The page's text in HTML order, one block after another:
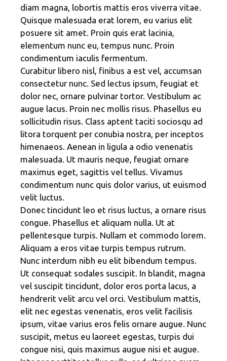
diam magna, lobortis mattis eros viverra vitae.
Quisque malesuada erat lorem, eu varius elit
posuere sit amet. Proin quis erat lacinia,
elementum nunc eu, tempus nunc. Proin
condimentum iaculis fermentum.
Curabitur libero nisl, finibus a est vel, accumsan
consectetur nunc. Sed lectus ipsum, feugiat et
dolor nec, ornare pulvinar tortor. Vestibulum ac
augue lacus. Proin nec mollis risus. Phasellus eu
sollicitudin risus. Class aptent taciti sociosqu ad
litora torquent per conubia nostra, per inceptos
himenaeos. Aenean in ligula a odio venenatis
malesuada. Ut mauris neque, feugiat ornare
maximus eget, sagittis vel tellus. Vivamus
condimentum nunc quis dolor varius, ut euismod
velit luctus.
Donec tincidunt leo et risus luctus, a ornare risus
congue. Phasellus et aliquam nulla. Ut at
pellentesque turpis. Nullam et commodo lorem.
Aliquam a eros vitae turpis tempus rutrum.
Nunc interdum nibh eu elit bibendum tempus.
Ut consequat sodales suscipit. In blandit, magna
vel suscipit tincidunt, dolor eros porta lacus, a
hendrerit velit arcu vel orci. Vestibulum mattis,
elit nec egestas venenatis, eros velit facilisis
ipsum, vitae varius eros felis ornare augue. Nunc
suscipit, metus eu laoreet egestas, turpis dui
congue nisi, quis maximus augue nisi et augue.